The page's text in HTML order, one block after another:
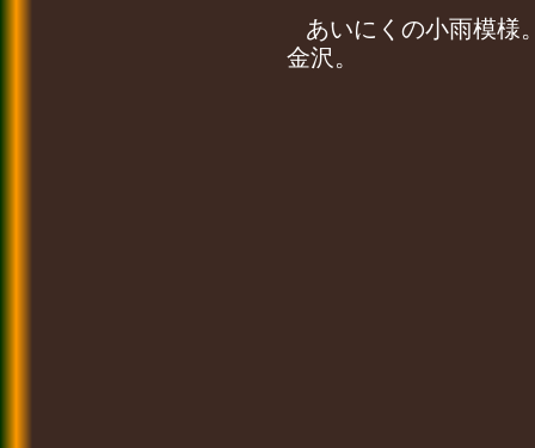
あいにくの小雨模様
金沢。